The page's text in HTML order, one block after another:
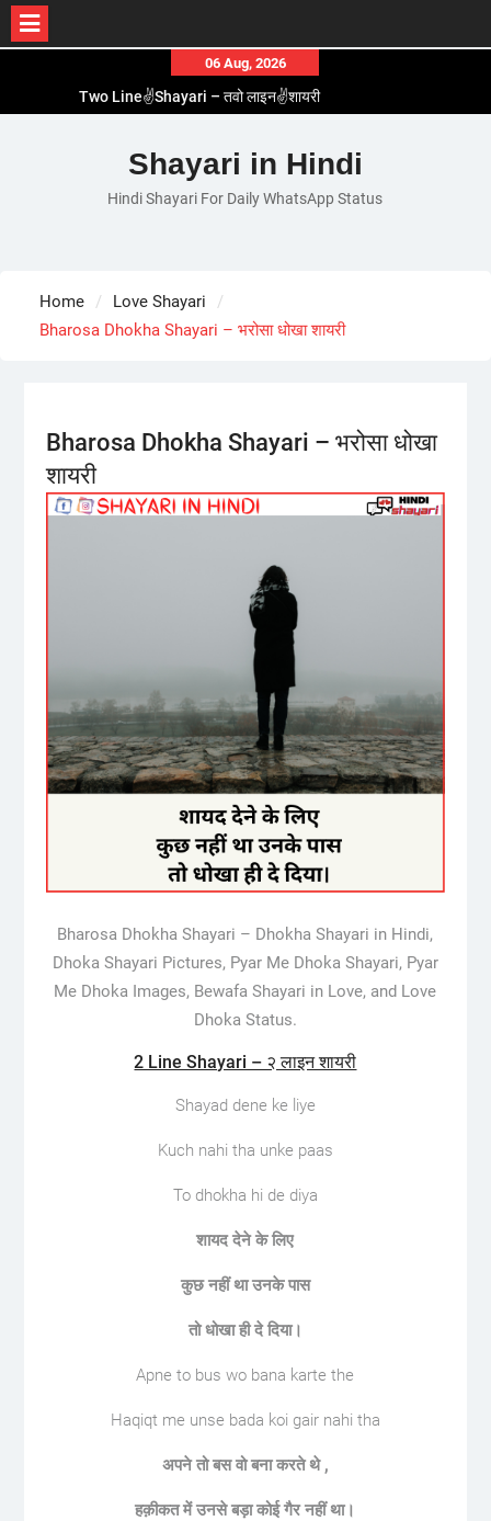
content
06 Aug, 2026
Two Line✌️Shayari – तवो लाइन✌️शायरी
Romantic Love😽Status – रोमांटिक लव😽स्टेटस
Love🥳Poetry In Hindi – लव🥳पोएट्री इन हिंदी
1 Line☝️Shayari In Hindi – १ लाइन☝️शायरी इन हिंदी
Shayari in Hindi
Hindi Shayari For Daily WhatsApp Status
Home
Love Shayari
Bharosa Dhokha Shayari – भरोसा धोखा शायरी
Bharosa Dhokha Shayari – भरोसा धोखा
शायरी
Bharosa Dhokha Shayari – Dhokha Shayari in Hindi,
Dhoka Shayari Pictures, Pyar Me Dhoka Shayari, Pyar
Me Dhoka Images, Bewafa Shayari in Love, and Love
Dhoka Status.
2 Line Shayari – २ लाइन शायरी
Shayad dene ke liye
Kuch nahi tha unke paas
To dhokha hi de diya
शायद देने के लिए
कुछ नहीं था उनके पास
तो धोखा ही दे दिया।
Apne to bus wo bana karte the
Haqiqt me unse bada koi gair nahi tha
अपने तो बस वो बना करते थे ,
हक़ीकत में उनसे बड़ा कोई गैर नहीं था।